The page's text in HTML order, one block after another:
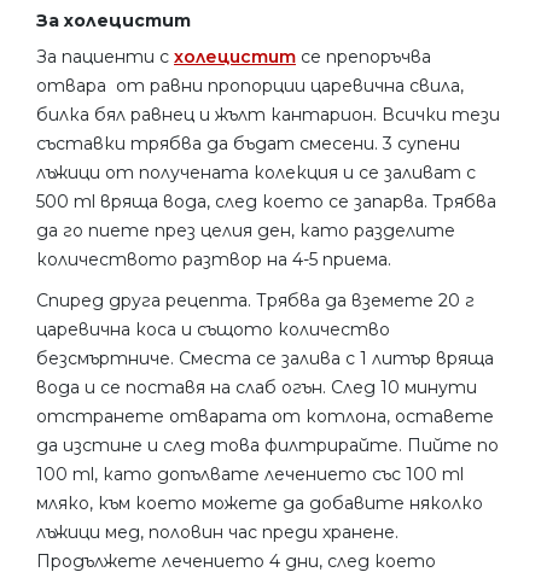
За холецистит
За пациенти с холецистит се препоръчва
отвара от равни пропорции царевична свила,
билка бял равнец и жълт кантарион. Всички тези
съставки трябва да бъдат смесени. 3 супени
лъжици от получената колекция и се заливат с
500 ml вряща вода, след което се запарва. Трябва
да го пиете през целия ден, като разделите
количеството разтвор на 4-5 приема.
Спиред друга рецепта. Трябва да вземете 20 г
царевична коса и същото количество
безсмъртниче. Сместа се залива с 1 литър вряща
вода и се поставя на слаб огън. След 10 минути
отстранете отварата от котлона, оставете
да изстине и след това филтрирайте. Пийте по
100 ml, като допълвате лечението със 100 ml
мляко, към което можете да добавите няколко
лъжици мед, половин час преди хранене.
Продължете лечението 4 дни, след което